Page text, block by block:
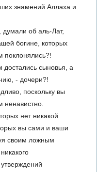
знамений Аллаха и
думали об аль-Лат,
богине, которых
поклонялись?!
сыновья, а
- дочери?!
поскольку вы
ненавистно.
нет никакой
вы сами и ваши
своим ложным